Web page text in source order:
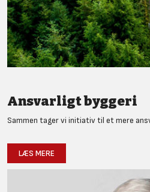
Ansvarligt byggeri
Sammen tager vi initiativ til et mere
LÆS MERE